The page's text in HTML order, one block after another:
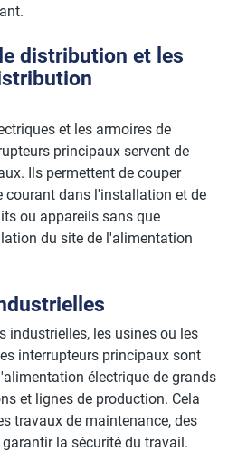
distribution et les
et les armoires de
principaux servent de
Ils permettent de couper
courant dans l'installation et de
ou appareils sans que
du site de l'alimentation
industrielles, les usines ou les
interrupteurs principaux sont
électrique de grands
et lignes de production. Cela
travaux de maintenance, des
la sécurité du travail.